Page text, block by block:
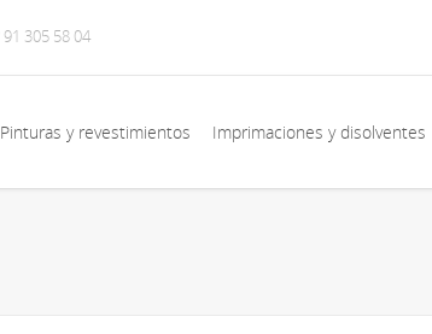
91 305 58 04
Pinturas y revestimientos Imprimaciones y disolventes